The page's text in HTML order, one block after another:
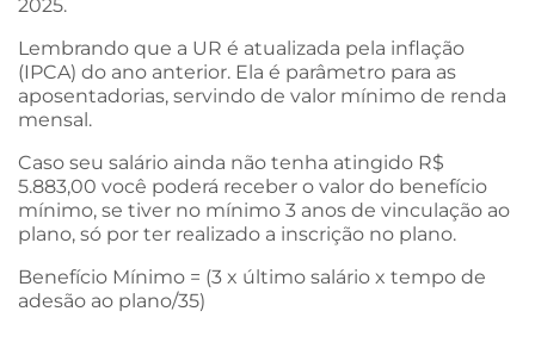
2025.
Lembrando que a UR é atualizada pela inflação
(IPCA) do ano anterior. Ela é parâmetro para as
aposentadorias, servindo de valor mínimo de renda
mensal.
Caso seu salário ainda não tenha atingido R$
5.883,00 você poderá receber o valor do benefício
mínimo, se tiver no mínimo 3 anos de vinculação ao
plano, só por ter realizado a inscrição no plano.
Benefício Mínimo = (3 x último salário x tempo de
adesão ao plano/35)